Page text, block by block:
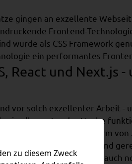
gingen an exzellente
Frontend-
wurde als CSS Framework
ein performantes
React und Next.js
vor solch exzellenter Arbeit -
wie alles unter der Haube
über die MODX API in Form
Basis von JSON im Frontend
kreativ, schnell und dazu auch
zu diesem Zweck